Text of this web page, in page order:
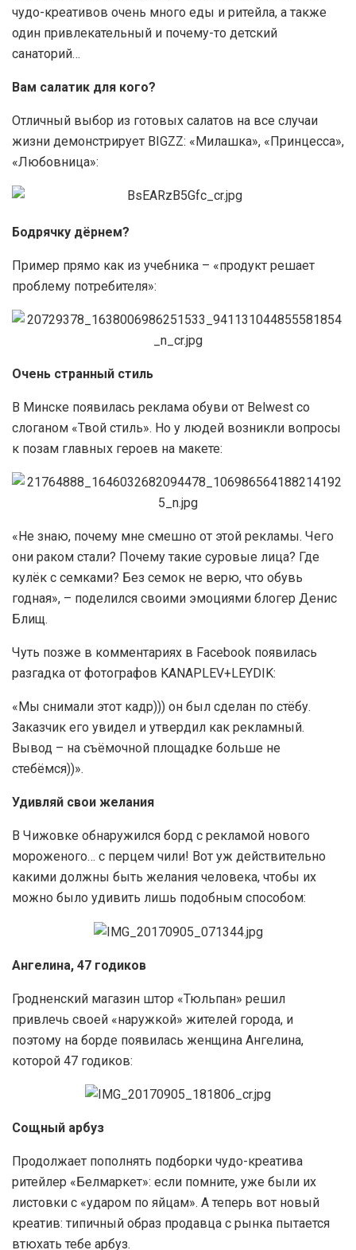
чудо-креативов очень много еды и ритейла, а также
один привлекательный и почему-то детский
санаторий…
Вам салатик для кого?
Отличный выбор из готовых салатов на все случаи
жизни демонстрирует BIGZZ: «Милашка», «Принцесса»,
«Любовница»:
Бодрячку дёрнем?
Пример прямо как из учебника – «продукт решает
проблему потребителя»:
Очень странный стиль
В Минске появилась реклама обуви от Belwest со
слоганом «Твой стиль». Но у людей возникли вопросы
к позам главных героев на макете:
«Не знаю, почему мне смешно от этой рекламы. Чего
они раком стали? Почему такие суровые лица? Где
кулёк с семками? Без семок не верю, что обувь
годная», – поделился своими эмоциями блогер Денис
Блищ.
Чуть позже в комментариях в Facebook появилась
разгадка от фотографов KANAPLEV+LEYDIK:
«Мы снимали этот кадр))) он был сделан по стёбу.
Заказчик его увидел и утвердил как рекламный.
Вывод – на съёмочной площадке больше не
стебёмся))».
Удивляй свои желания
В Чижовке обнаружился борд с рекламой нового
мороженого… с перцем чили! Вот уж действительно
какими должны быть желания человека, чтобы их
можно было удивить лишь подобным способом:
Ангелина, 47 годиков
Гродненский магазин штор «Тюльпан» решил
привлечь своей «наружкой» жителей города, и
поэтому на борде появилась женщина Ангелина,
которой 47 годиков:
Сощный арбуз
Продолжает пополнять подборки чудо-креатива
ритейлер «Белмаркет»: если помните, уже были их
листовки с «ударом по яйцам». А теперь вот новый
креатив: типичный образ продавца с рынка пытается
втюхать тебе арбуз.